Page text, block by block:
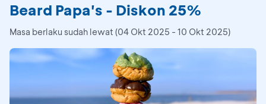
Beard Papa's - Diskon 25%
Masa berlaku sudah lewat (04 Okt 2025 - 10 Okt 2025)